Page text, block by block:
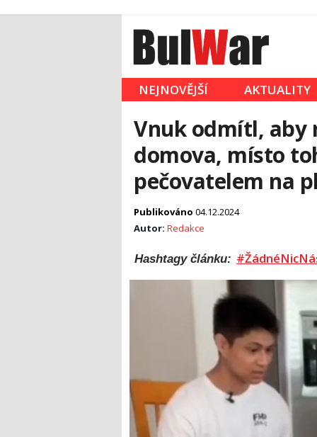
NEJNOVĚJŠÍ AKTUALITY
Vnuk odmítl, aby
domova, místo
pečovatelem na
Publikováno 04.12.2024
Autor: Redakce
Hashtagy článku: